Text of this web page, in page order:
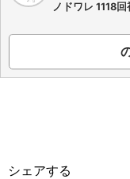
ノドワレ 1118
シェアする